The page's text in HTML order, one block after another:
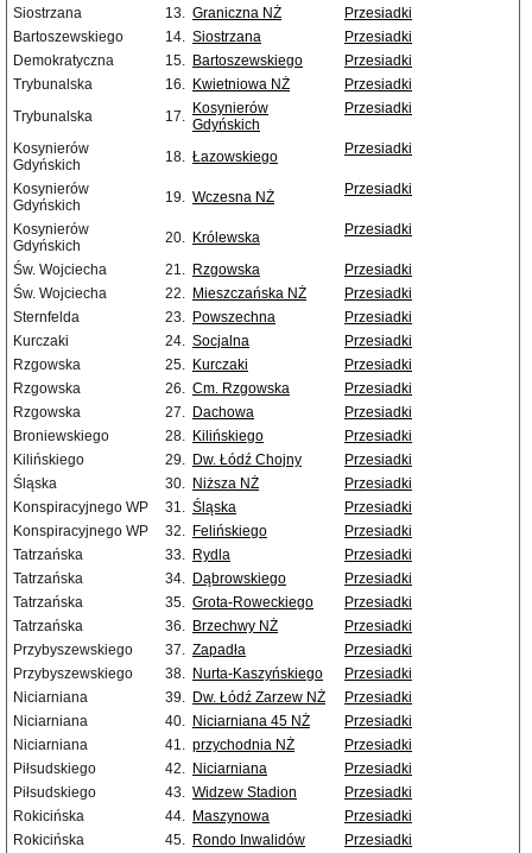
Siostrzana
13. Graniczna NŻ
Przesiadki
Bartoszewskiego
14. Siostrzana
Przesiadki
Demokratyczna
15. Bartoszewskiego
Przesiadki
Trybunalska
16. Kwietniowa NŻ
Przesiadki
Trybunalska
17. Kosynierów
Gdyńskich
Przesiadki
Kosynierów
Gdyńskich
18. Łazowskiego Przesiadki
Kosynierów
Gdyńskich
19. Wczesna NŻ Przesiadki
Kosynierów
Gdyńskich
20. Królewska Przesiadki
Św. Wojciecha 21. Rzgowska
Przesiadki
Św. Wojciecha
22. Mieszczańska NŻ
Przesiadki
Sternfelda
23. Powszechna
Przesiadki
Kurczaki
24. Socjalna
Przesiadki
Rzgowska
25. Kurczaki
Przesiadki
Rzgowska
26. Cm. Rzgowska
Przesiadki
Rzgowska
27. Dachowa
Przesiadki
Broniewskiego
28. Kilińskiego
Przesiadki
Kilińskiego
29. Dw. Łódź Chojny
Przesiadki
Śląska
30. Niższa NŻ
Przesiadki
Konspiracyjnego WP
31. Śląska
Przesiadki
Konspiracyjnego WP
32. Felińskiego
Przesiadki
Tatrzańska
33. Rydla
Przesiadki
Tatrzańska
34. Dąbrowskiego
Przesiadki
Tatrzańska
35. Grota-Roweckiego
Przesiadki
Tatrzańska
36. Brzechwy NŻ
Przesiadki
Przybyszewskiego
37. Zapadła
Przesiadki
Przybyszewskiego
38. Nurta-Kaszyńskiego
Przesiadki
Niciarniana
39. Dw. Łódź Zarzew NŻ
Przesiadki
Niciarniana
40. Niciarniana 45 NŻ
Przesiadki
Niciarniana
41. przychodnia NŻ
Przesiadki
Piłsudskiego
42. Niciarniana
Przesiadki
Piłsudskiego
43. Widzew Stadion
Przesiadki
Rokicińska
44. Maszynowa
Przesiadki
Rokicińska
45. Rondo Inwalidów
Przesiadki